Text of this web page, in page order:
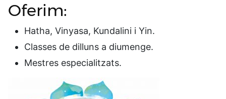
Oferim:
Hatha, Vinyasa, Kundalini i Yin.
Classes de dilluns a diumenge.
Mestres especialitzats.